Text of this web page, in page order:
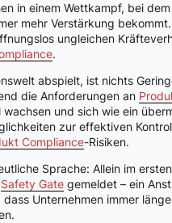
in einem Wettkampf, bei
mehr Verstärkung
ungleichen
.
abspielt, ist nichts
die Anforderungen an
und sich wie ein
zur effektiven
Compliance-Risiken.
Sprache: Allein im
Safety Gate gemeldet – ein
Unternehmen immer